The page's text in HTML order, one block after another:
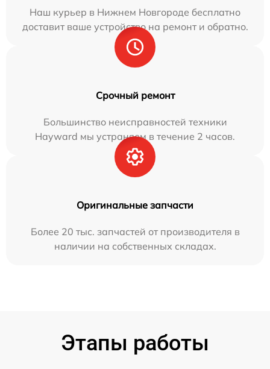
Наш курьер в Нижнем Новгороде бесплатно
доставит ваше устройство на ремонт и обратно.
Срочный ремонт
Большинство неисправностей техники
Hayward мы устраняем в течение 2 часов.
Оригинальные запчасти
Более 20 тыс. запчастей от производителя в
наличии на собственных складах.
Этапы работы